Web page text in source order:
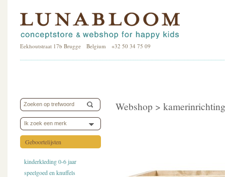
Eekhoutstraat 17b Brugge Belgium +32 50 34 75 09
Ik zoek een merk
Geboortelijsten
kinderkleding 0-6 jaar
speelgoed en knuffels
Webshop > kamerinrichting